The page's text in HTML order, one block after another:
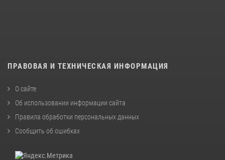
ПРАВОВАЯ И ТЕХНИЧЕСКАЯ ИНФОРМАЦИЯ
О сайте
Об использовании информации сайта
Правила обработки персональных данных
Сообщить об ошибках